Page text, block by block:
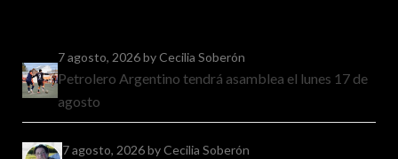
7 agosto, 2026by Cecilia Soberón
Petrolero Argentino tendrá asamblea el lunes 17 de
agosto
7 agosto, 2026by Cecilia Soberón